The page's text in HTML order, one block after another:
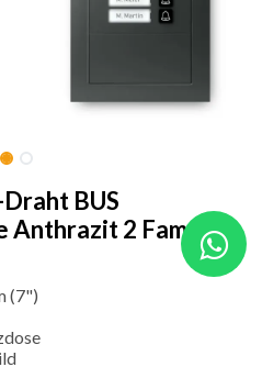
BUS
Anthrazit 2 Fam 2x7
(7")